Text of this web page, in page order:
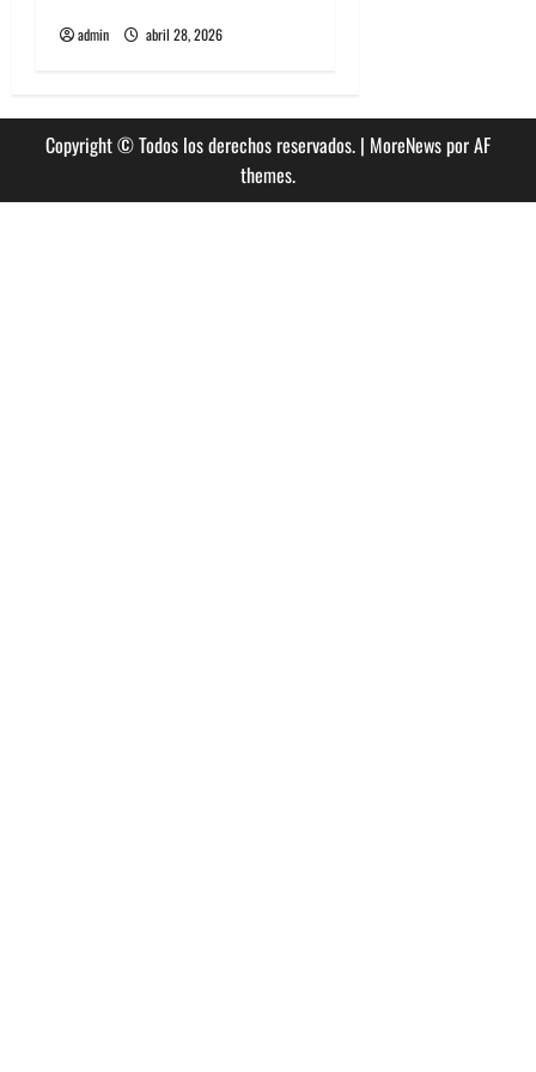
admin abril 28, 2026
Copyright © Todos los derechos reservados. | MoreNewspor AF
themes.